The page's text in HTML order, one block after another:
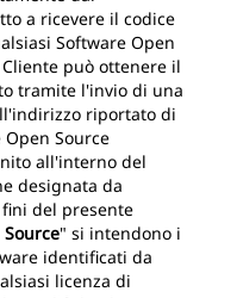
a ricevere il codice
Software Open
può ottenere il
tramite l'invio di una
riportato di
Source
all'interno del
designata da
del presente
" si intendono i
identificati da
licenza di